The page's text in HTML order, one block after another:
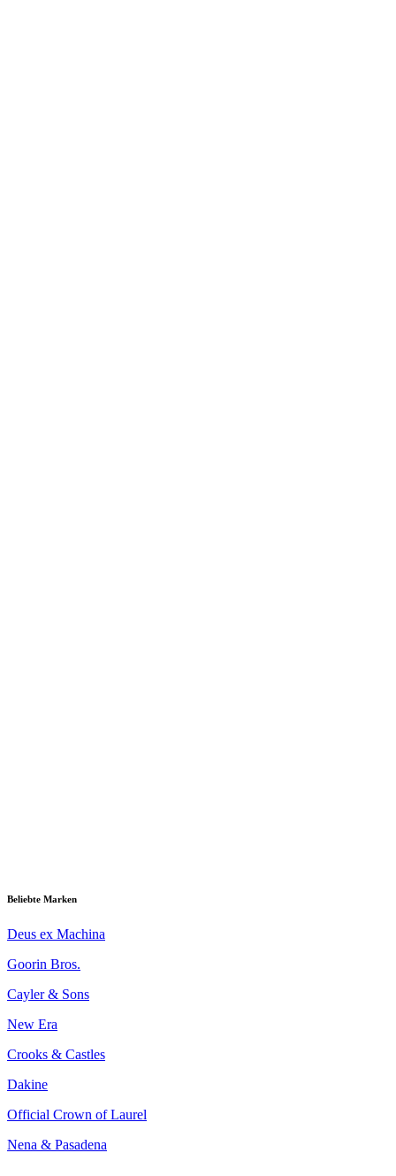
Beliebte Marken
Deus ex Machina
Goorin Bros.
Cayler & Sons
New Era
Crooks & Castles
Dakine
Official Crown of Laurel
Nena & Pasadena